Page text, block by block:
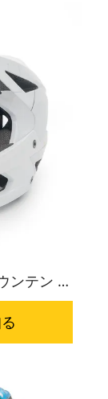
ンテン バ
066